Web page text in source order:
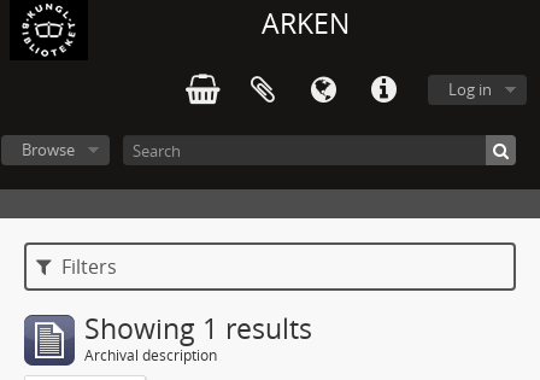
ARKEN
Log in
Browse
Filters
Showing 1 results
Archival description